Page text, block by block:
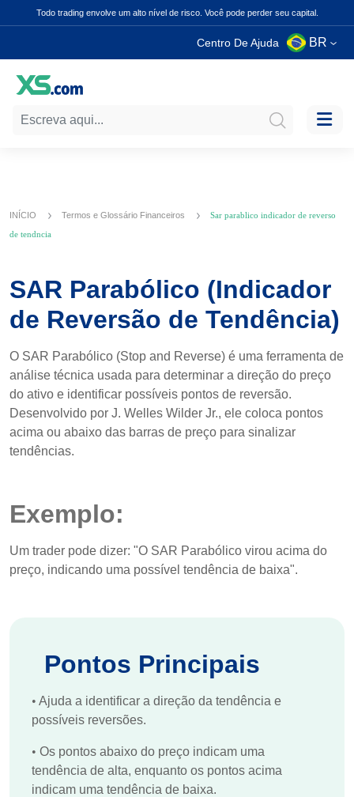
Todo trading envolve um alto nível de risco. Você pode perder seu capital.
Centro De Ajuda BR
INÍCIO Termos e Glossário Financeiros
Sar parablico indicador de reverso
de tendncia
SAR Parabólico (Indicador
de Reversão de Tendência)
O SAR Parabólico (Stop and Reverse) é uma ferramenta de
análise técnica usada para determinar a direção do preço
do ativo e identificar possíveis pontos de reversão.
Desenvolvido por J. Welles Wilder Jr., ele coloca pontos
acima ou abaixo das barras de preço para sinalizar
tendências.
Exemplo:
Um trader pode dizer: "O SAR Parabólico virou acima do
preço, indicando uma possível tendência de baixa".
Pontos Principais
• Ajuda a identificar a direção da tendência e
possíveis reversões.
• Os pontos abaixo do preço indicam uma
tendência de alta, enquanto os pontos acima
indicam uma tendência de baixa.